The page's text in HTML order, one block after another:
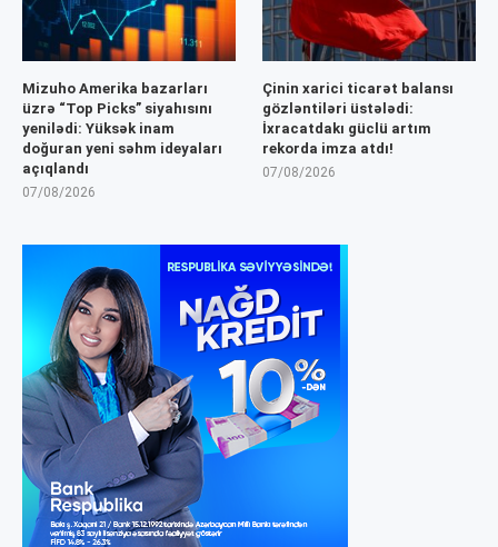
Mizuho Amerika bazarları
üzrə “Top Picks” siyahısını
yenilədi: Yüksək inam
doğuran yeni səhm ideyaları
açıqlandı
07/08/2026
Çinin xarici ticarət balansı
gözləntiləri üstələdi:
İxracatdakı güclü artım
rekorda imza atdı!
07/08/2026